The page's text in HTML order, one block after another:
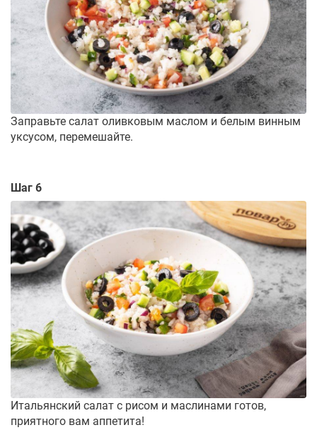
Заправьте салат оливковым маслом и белым винным
уксусом, перемешайте.
Шаг 6
Итальянский салат с рисом и маслинами готов,
приятного вам аппетита!